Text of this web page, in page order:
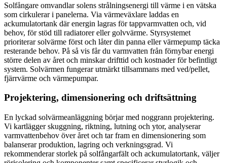
Solfångare omvandlar solens strålningsenergi till värme i en vätska
som cirkulerar i panelerna. Via värmeväxlare laddas en
ackumulatortank där energin lagras för tappvarmvatten och, vid
behov, för stöd till radiatorer eller golvvärme. Styrsystemet
prioriterar solvärme först och låter din panna eller värmepump täcka
resterande behov. På så vis får du varmvatten från förnybar energi
större delen av året och minskar drifttid och kostnader för befintligt
system. Solvärmen fungerar utmärkt tillsammans med ved/pellet,
fjärrvärme och värmepumpar.
Projektering, dimensionering och driftsättning
En lyckad solvärmeanläggning börjar med noggrann projektering.
Vi kartlägger skuggning, riktning, lutning och ytor, analyserar
varmvattenbehov över året och tar fram en dimensionering som
balanserar produktion, lagring och verkningsgrad. Vi
rekommenderar storlek på solfångarfält och ackumulatortank, väljer